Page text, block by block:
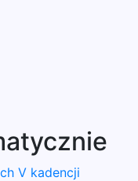
V kadencji